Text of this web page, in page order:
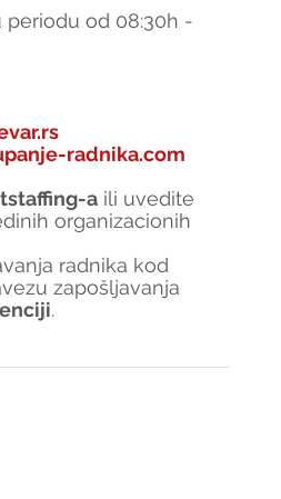
od 08:30h -
radnika.com
a ili uvedite
organizacionih
radnika kod
zapošljavanja
.